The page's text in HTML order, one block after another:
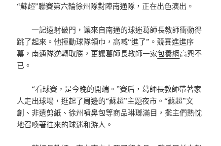
“蘇超”聯賽第六輪徐州隊對陣南通隊，正在出色演出。
一記遠射破門，讓來自南通的球迷葛師長教師衝動得
跳了起來。他揮動球隊領巾，高喊“進了”。競賽進進序
幕，南通隊逆轉取勝，更讓葛師長教師一家包養網高興不
已。
“看球賽，是今晚的開端。”賽后，葛師長教師帶著家
人走出球場，逛起了周邊的“蘇超”主題夜市。“蘇超”文
創、非遺剪紙、徐州噴鼻包等商品琳瑯滿目，攤主們熱忱
地召喚著往來的球迷和游人。